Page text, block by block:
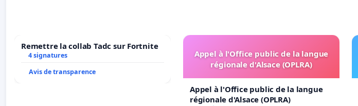
Remettre la collab Tadc sur Fortnite
4 signatures
Avis de transparence
Appel à l'Office public de la langue
régionale d'Alsace (OPLRA)
Appel à l'Office public de la langue
régionale d'Alsace (OPLRA)